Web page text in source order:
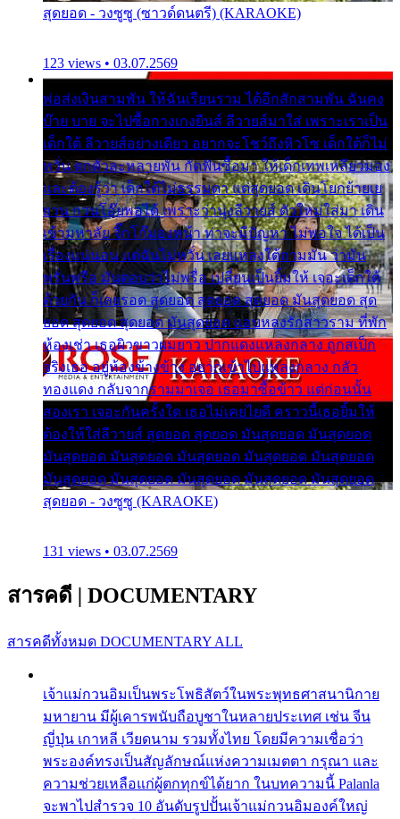
สุดยอด - วงซูซู (ซาวด์ดนตรี) (KARAOKE)
123 views • 03.07.2569
พ่อส่งเงินสามพัน ให้ฉันเรียนราม ได้อีกสักสามพัน ฉันคง
บ๊าย บาย จะไปซื้อกางเกงยีนส์ ลีวายส์มาใส่ เพราะเราเป็น
เด็กใต้ ลีวายส์อย่างเดียว อยากจะโชว์ถึงหิวโซ เด็กใต้ก็ไม่
หวั่น ตกตัวละหลายพัน กัดฟันซื้อมา ให้เด็กเทพเหลียวมอง
และต้องรู้ว่า เด็กใต้ไม่ธรรมดา แต่สุดยอด เดินโยกย้ายเย
ยวน กวนโอ๊ยพอได้ เพราะว่านุ่งลีวายส์ ตัวใหม่ใส่มา เดิน
เข้ามหาลัย จิ๊กโก๊มองหน้า ท่าจะมีปัญหา ไม่พอใจ ได้เป็น
เรื่องแน่นอน แต่ฉันไม่หวั่น เลยแหลงใต้ถามมัน ว่ามัน
พรั่นพรือ มันตอบว่าไม่พรื่อ เปลี่ยนเป็นยิ้มให้ เจอะเด็กใต้
ด้วยกัน ก็เลยรอด สุดยอด สุดยอด สุดยอด มันสุดยอด สุด
ยอด สุดยอด สุดยอด มันสุดยอด แอบหลงรักสาวราม ที่พัก
ห้องเช่า เธอผิวขาวผมยาว ปากแดงแหลงกลาง ถูกสเป็ก
จริงเธอ อยู่ห้องข้างข้าง อยากเข้าไปแหลงกลาง กลัว
ทองแดง กลับจากรามมาเจอ เธอมาซื้อข้าว แต่ก่อนนั้น
สองเรา เจอะกันครั้งใด เธอไม่เคยไยดี คราวนี้เธอยิ้มให้
ต้องให้ใส่ลีวายส์ สุดยอด สุดยอด มันสุดยอด มันสุดยอด
มันสุดยอด มันสุดยอด มันสุดยอด มันสุดยอด มันสุดยอด
มันสุดยอด มันสุดยอด มันสุดยอด มันสุดยอด มันสุดยอด
สุดยอด - วงซูซู (KARAOKE)
131 views • 03.07.2569
สารคดี | DOCUMENTARY
สารคดีทั้งหมด DOCUMENTARY ALL
เจ้าแม่กวนอิมเป็นพระโพธิสัตว์ในพระพุทธศาสนานิกาย
มหายาน มีผู้เคารพนับถือบูชาในหลายประเทศ เช่น จีน
ญี่ปุ่น เกาหลี เวียดนาม รวมทั้งไทย โดยมีความเชื่อว่า
พระองค์ทรงเป็นสัญลักษณ์แห่งความเมตตา กรุณา และ
ความช่วยเหลือแก่ผู้ตกทุกข์ได้ยาก ในบทความนี้ Palanla
จะพาไปสำรวจ 10 อันดับรูปปั้นเจ้าแม่กวนอิมองค์ใหญ่